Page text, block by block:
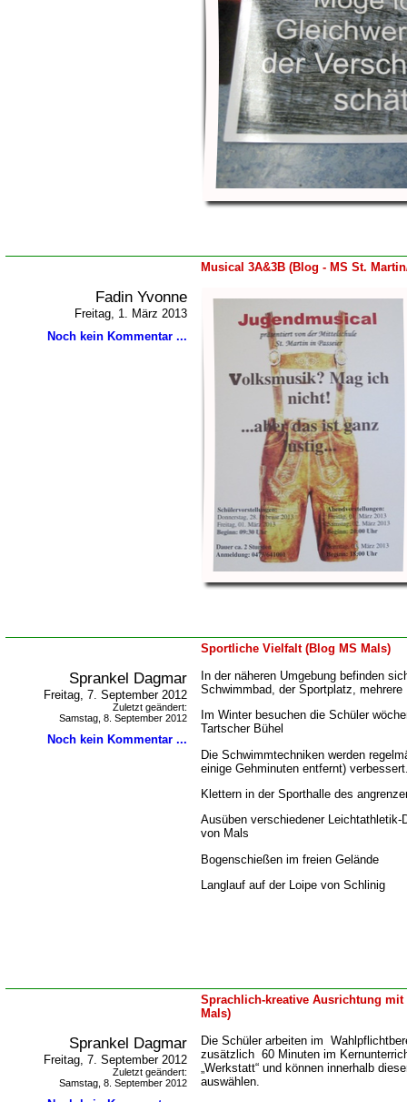
Musical 3A&3B (Blog - MS St.
Fadin Yvonne
Freitag, 1. März 2013
Noch kein Kommentar ...
Sportliche Vielfalt (Blog MS Mals)
Sprankel Dagmar
Freitag, 7. September 2012
Zuletzt geändert:
Samstag, 8. September 2012
Noch kein Kommentar ...
In der näheren Umgebung befinden
Schwimmbad, der Sportplatz, mehrere
Im Winter besuchen die Schüler
Tartscher Bühel
Die Schwimmtechniken werden
einige Gehminuten entfernt)
Klettern in der Sporthalle des
Ausüben verschiedener
von Mals
Bogenschießen im freien Gelände
Langlauf auf der Loipe von Schlinig
Sprachlich-kreative Ausrichtung
Mals)
Sprankel Dagmar
Freitag, 7. September 2012
Zuletzt geändert:
Samstag, 8. September 2012
Die Schüler arbeiten im
zusätzlich 60 Minuten im
Werkstatt“ und können innerhalb
auswählen.